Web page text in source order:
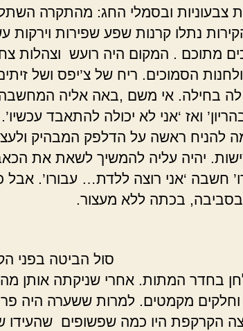
צבעוניות ובסמלי החג: מהתקרה
נתלו קרנות שפע שפירות וירקות
מתוכם . המקום היה רועש וצהלות
הסמוכים. ריח של צ’יפס ושל
לה בחילה. אי משם ,באה אליה
ואז ‘אני לא יכולה להתאבד
להניח ראשה על הדלפק המבהיק
יהיה עליה להמשיך לשאת את
חשבה ‘אני רוצה ללדת… עבורו’.
בסביבה, בכתה ללא מעצור.
הביטה בפני הקשישה
בחדר המתות. אחרי שניקתה אותן
וחלקים מקמטים. למרות ששערה היה
הקרקפת היו כמה שפשופים שהעידו